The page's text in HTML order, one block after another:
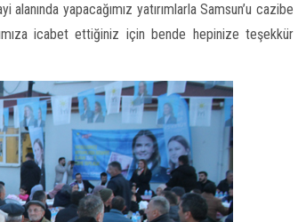
yapacağımız yatırımlarla Samsun’u cazibe
icabet ettiğiniz için bende hepinize teşekkür